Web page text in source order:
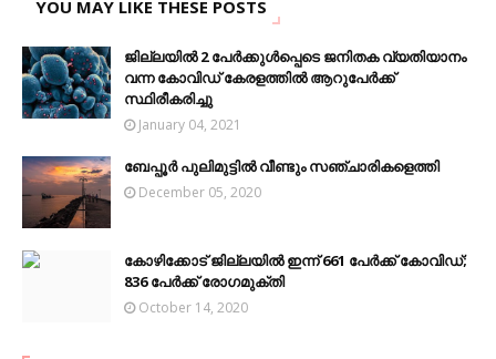
YOU MAY LIKE THESE POSTS
ജില്ലയിൽ 2 പേർക്കുൾപ്പെടെ ജനിതക വ്യതിയാനം
വന്ന കോവിഡ് കേരളത്തില്‍ ആറുപേര്‍ക്ക്
സ്ഥിരീകരിച്ചു
January 04, 2021
ബേപ്പൂർ പുലിമുട്ടിൽ വീണ്ടും സഞ്ചാരികളെത്തി
December 05, 2020
കോഴിക്കോട് ജില്ലയില്‍ ഇന്ന് 661 പേര്‍ക്ക് കോവിഡ്;
836 പേര്‍ക്ക് രോഗമുക്തി
October 14, 2020